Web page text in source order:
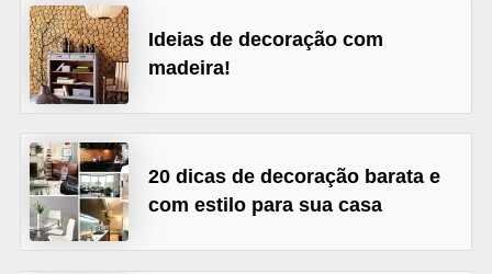
Ideias de decoração com
madeira!
20 dicas de decoração barata e
com estilo para sua casa
u
a
l
u
g
a
r
i